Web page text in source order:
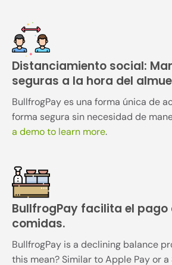
Distanciamiento social:
seguras a la hora del
BullfrogPay es una forma única de
forma segura sin necesidad de
a demo to learn more.
BullfrogPay facilita el pago
comidas.
BullfrogPay is a declining balance
this mean? Similar to Apple Pay or